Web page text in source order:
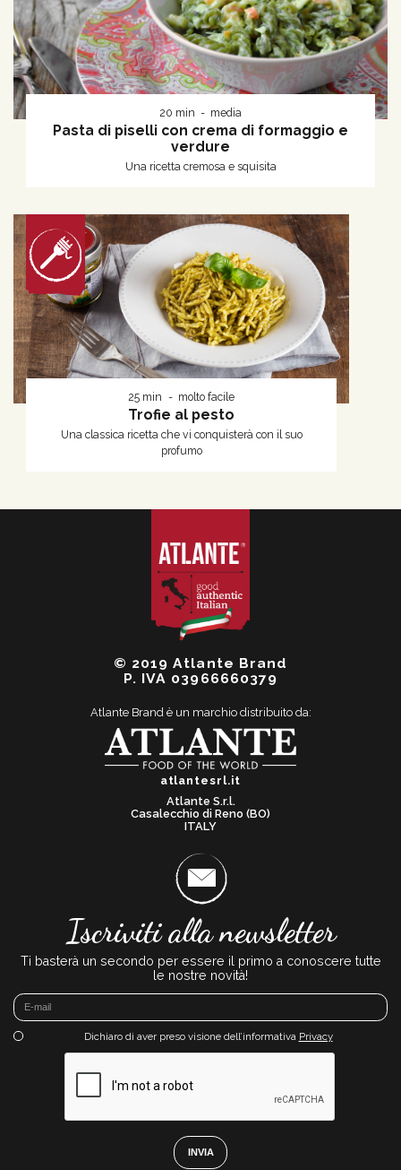
20 min media
Pasta di piselli con crema di formaggio e
verdure
Una ricetta cremosa e squisita
25 min molto facile
Trofie al pesto
Una classica ricetta che vi conquisterà con il suo
profumo
© 2019 Atlante Brand
P. IVA 03966660379
Atlante Brand è un marchio distribuito da:
atlantesrl.it
Atlante S.r.l.
Casalecchio di Reno (BO)
ITALY
Iscriviti alla newsletter
Ti basterà un secondo per essere il primo a conoscere tutte
le nostre novità!
Dichiaro di aver preso visione dell’informativa Privacy
INVIA